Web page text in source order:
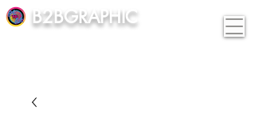
B2BGRAPHIC